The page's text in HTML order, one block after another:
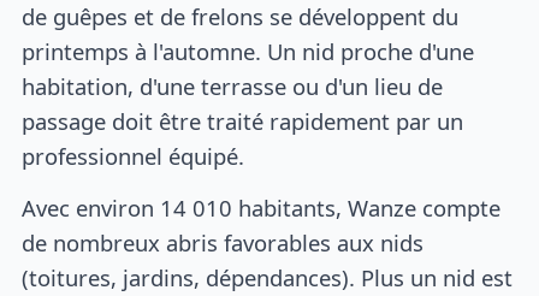
de guêpes et de frelons se développent du
printemps à l'automne. Un nid proche d'une
habitation, d'une terrasse ou d'un lieu de
passage doit être traité rapidement par un
professionnel équipé.
Avec environ 14 010 habitants, Wanze compte
de nombreux abris favorables aux nids
(toitures, jardins, dépendances). Plus un nid est